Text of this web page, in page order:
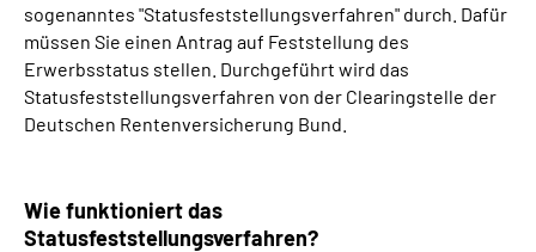
sogenanntes "Statusfeststellungsverfahren" durch. Dafür
müssen Sie einen Antrag auf Feststellung des
Erwerbsstatus stellen. Durchgeführt wird das
Statusfeststellungsverfahren von der Clearingstelle der
Deutschen Rentenversicherung Bund.
Wie funktioniert das
Statusfeststellungsverfahren?